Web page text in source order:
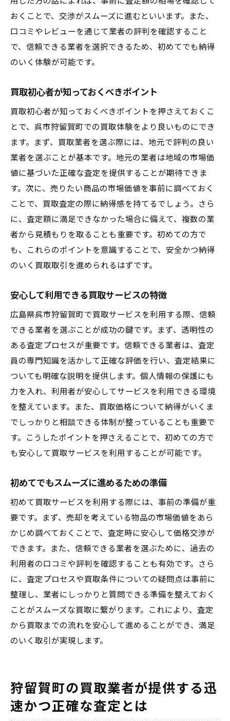
おくことで、交渉がスムーズに進むといいます。また、
口コミやレビューを通じて業者の評判を確認すること
で、信頼できる業者を選択できるため、初めてでも納得
のいく体験が可能です。
買取初心者が知っておくべきポイント
買取初心者が知っておくべきポイントを押さえておくこ
とで、呉市狩留賀町での買取体験をより良いものにでき
ます。まず、買取業者を選ぶ際には、地元で評判の良い
業者を選ぶことが基本です。地元の業者は地域の市場価
値に基づいた正確な査定を提供することが期待できま
す。次に、売りたい商品の市場価値を事前に調べておく
ことで、買取査定の際に納得感を持てるでしょう。さら
に、査定額に満足できなかった場合に備えて、複数の業
者から見積もりを取ることも重要です。初めての方で
も、これらのポイントを意識することで、安全かつ納得
のいく買取取引を進められるはずです。
安心して利用できる買取サービスの特徴
広島県呉市狩留賀町で買取サービスを利用する際、信頼
できる業者を選ぶことが成功の鍵です。まず、透明性の
ある査定プロセスが重要です。信頼できる業者は、査定
員の専門知識を活かして正確な評価を行い、査定結果に
ついても明確な説明を提供します。個人情報の保護にも
力を入れ、利用者が安心してサービスを利用できる環境
を整えています。また、買取価格について納得がいくま
でしっかりと相談できる体制が整っていることも重要で
す。こうしたポイントを押さえることで、初めての方で
も安心して買取サービスを利用することが可能です。
初めてでもスムーズに進めるための準備
初めて買取サービスを利用する際には、事前の準備が重
要です。まず、売却を考えている物品の市場価値をあら
かじめ調べておくことで、査定時に安心して価格交渉が
できます。また、信頼できる業者を選ぶために、過去の
利用者の口コミや評判を確認することも有効です。さら
に、査定プロセスや買取条件についての疑問点は事前に
整理し、業者にしっかりと質問できる準備を整えておく
ことがスムーズな買取に繋がります。これにより、査定
から買取までの流れを安心して進めることができ、満足
のいく取引が実現します。
狩留賀町の買取業者が提供する迅
速かつ正確な査定とは